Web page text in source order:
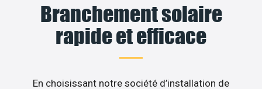
Branchement solaire
rapide et efficace
En choisissant notre société d’installation de